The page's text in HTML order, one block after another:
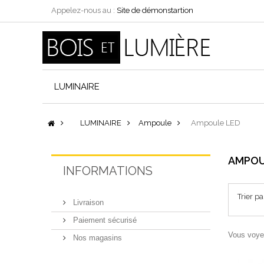
Appelez-nous au : Site de démonstartion
LUMINAIRE
LUMINAIRE Ampoule Ampoule LED
INFORMATIONS
Livraison
Paiement sécurisé
Nos magasins
Trier
Vous